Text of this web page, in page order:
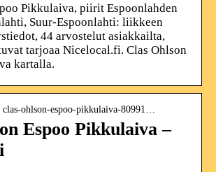
Pikkulaiva, piirit Espoonlahden
Suur-Espoonlahti: liikkeen
44 arvostelut asiakkailta,
tarjoaa Nicelocal.fi. Clas Ohlson
kartalla.
ohlson-espoo-pikkulaiva-80991…
Espoo Pikkulaiva –